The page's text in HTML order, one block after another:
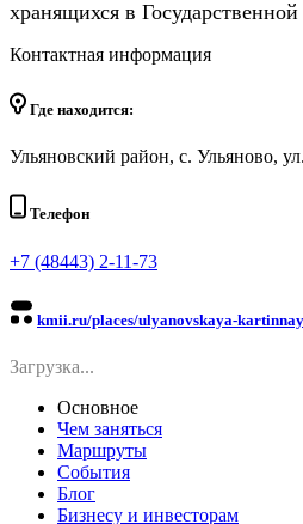
хранящихся в Государственной
Контактная информация
Где находится:
Ульяновский район, с. Ульяново,
Телефон
+7 (48443) 2-11-73
kmii.ru/places/ulyanovskaya-
Загрузка...
Основное
Чем заняться
Маршруты
События
Блог
Бизнесу и инвесторам